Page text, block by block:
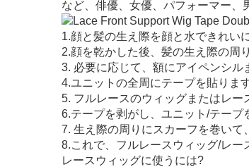
など、俳優、女優、パフォーマー
1.顔と髪の生え際を顔と水できれい
2.顔を乾かした後、髪の生え際の周
3. 必要に応じて、額にアイペンシル
4.ユニットの全周にテープを貼ります
5. フルレースのウィッグまたはレー
6.テープを剥がし、ユニット/テープ
7. 生え際の周りにスカーフを巻いて
8.これで、フルレースウィッグ/レー
レースウィッグに使うには?